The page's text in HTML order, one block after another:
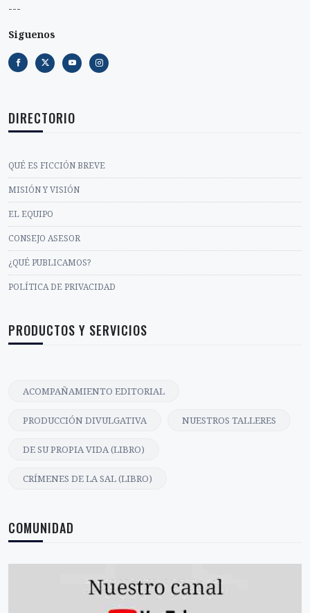
---
Siguenos
DIRECTORIO
QUÉ ES FICCIÓN BREVE
MISIÓN Y VISIÓN
EL EQUIPO
CONSEJO ASESOR
¿QUÉ PUBLICAMOS?
POLÍTICA DE PRIVACIDAD
PRODUCTOS Y SERVICIOS
ACOMPAÑAMIENTO EDITORIAL
PRODUCCIÓN DIVULGATIVA NUESTROS TALLERES
DE SU PROPIA VIDA (LIBRO)
CRÍMENES DE LA SAL (LIBRO)
COMUNIDAD